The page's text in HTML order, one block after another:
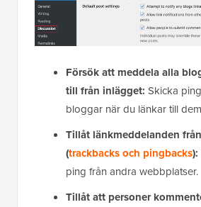
Försök att meddela alla
till från inlägget: Skicka
bloggar när du länkar till
Tillåt länkmeddelanden
(trackbacks och pingbacks):
ping från andra webbplatser.
Tillåt att personer